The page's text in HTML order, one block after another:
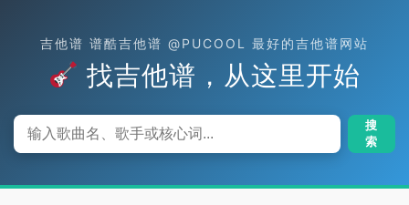
吉他谱 谱酷吉他谱 @PUCOOL 最好的吉他谱网站
找吉他谱，从这里开始
搜
索